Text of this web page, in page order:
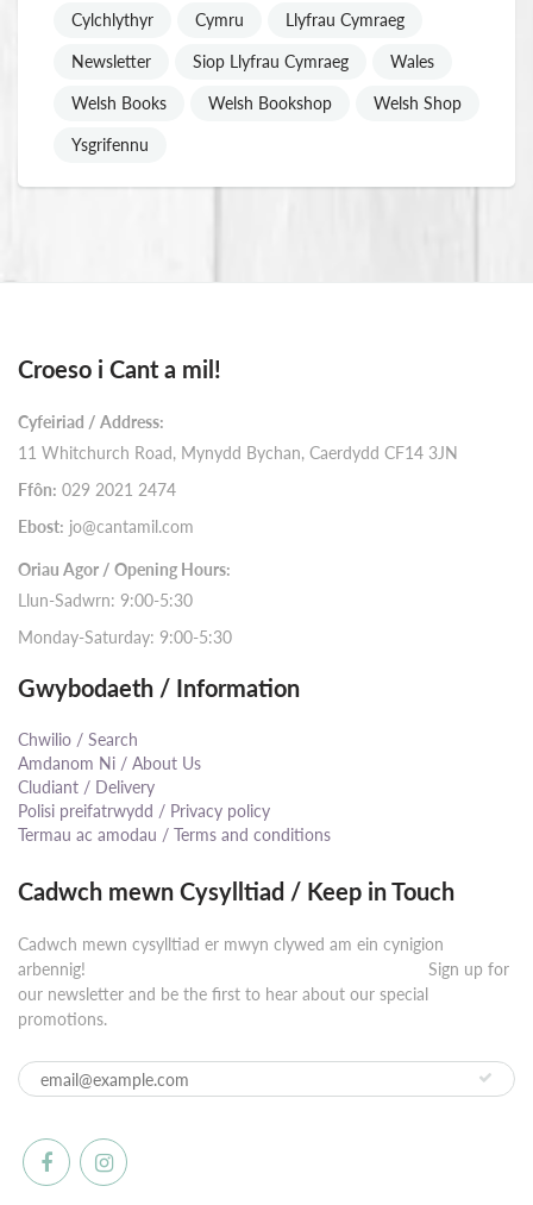
Cylchlythyr Cymru Llyfrau Cymraeg
Newsletter Siop Llyfrau Cymraeg Wales
Welsh Books Welsh Bookshop Welsh Shop
Ysgrifennu
Croeso i Cant a mil!
Cyfeiriad / Address:
11 Whitchurch Road, Mynydd Bychan, Caerdydd CF14 3JN
Ffôn: 029 2021 2474
Ebost: jo@cantamil.com
Oriau Agor / Opening Hours:
Llun-Sadwrn: 9:00-5:30
Monday-Saturday: 9:00-5:30
Gwybodaeth / Information
Chwilio / Search
Amdanom Ni / About Us
Cludiant / Delivery
Polisi preifatrwydd / Privacy policy
Termau ac amodau / Terms and conditions
Cadwch mewn Cysylltiad / Keep in Touch
Cadwch mewn cysylltiad er mwyn clywed am ein cynigion
arbennig! ⠀⠀⠀⠀⠀⠀⠀⠀⠀⠀⠀⠀⠀⠀⠀⠀⠀⠀⠀⠀⠀⠀⠀⠀⠀⠀⠀⠀ Sign up for
our newsletter and be the first to hear about our special
promotions.